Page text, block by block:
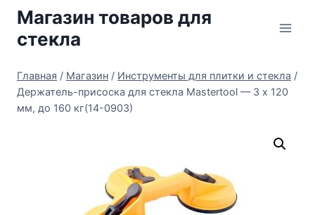
Перейти
содержимому
Магазин товаров для
стекла
Главная / Магазин / Инструменты для плитки и стекла /
Держатель-присоска для стекла Mastertool — 3 х 120
мм, до 160 кг(14-0903)